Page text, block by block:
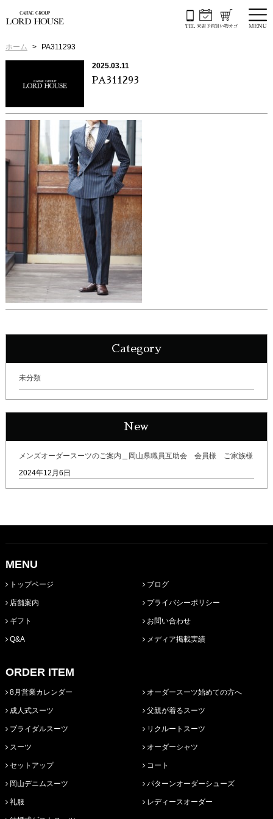
ホーム PA311293
2025.03.11
PA311293
Category
未分類
New
メンズオーダースーツのご案内＿岡山県職員互助会 会員様 ご家族様
2024年12月6日
MENU
トップページ
店舗案内
ギフト
Q&A
ブログ
プライバシーポリシー
お問い合わせ
メディア掲載実績
ORDER ITEM
8月営業カレンダー
成人式スーツ
ブライダルスーツ
スーツ
セットアップ
岡山デニムスーツ
礼服
オーダースーツ始めての方へ
父親が着るスーツ
リクルートスーツ
オーダーシャツ
コート
パターンオーダーシューズ
レディースオーダー